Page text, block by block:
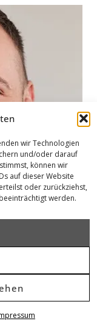
wir Technologien
und/oder darauf
können wir
auf dieser Website
oder zurückziehst,
werden.